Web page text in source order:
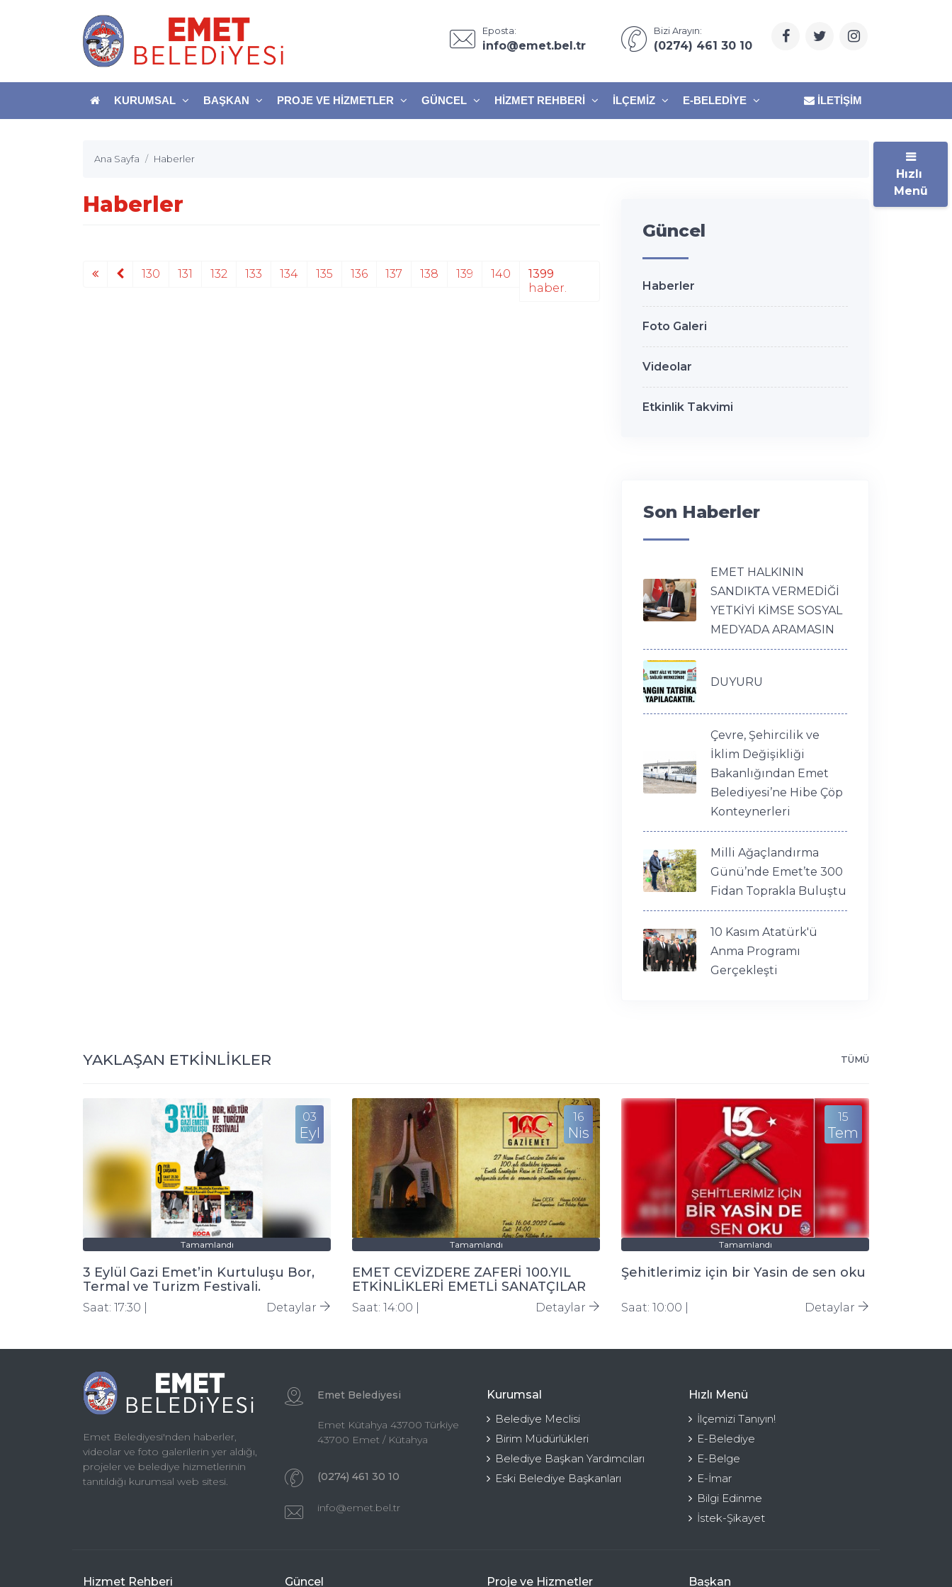
Eposta:
info@emet.bel.tr
Bizi Arayın:
(0274) 461 30 10
KURUMSAL BAŞKAN PROJE VE HIZMETLER GÜNCEL HIZMET REHBERI İLÇEMIZ E-BELEDIYE İLETIŞIM
Ana Sayfa Haberler
Haberler
130 131 132 133 134 135 136 137 138 139 140
1399
haber.
Güncel
Haberler
Foto Galeri
Videolar
Etkinlik Takvimi
Son Haberler
EMET HALKININ
SANDIKTA VERMEDİĞİ
YETKİYİ KİMSE SOSYAL
MEDYADA ARAMASIN
DUYURU
Çevre, Şehircilik ve
İklim Değişikliği
Bakanlığından Emet
Belediyesi’ne Hibe Çöp
Konteynerleri
Milli Ağaçlandırma
Günü’nde Emet’te 300
Fidan Toprakla Buluştu
10 Kasım Atatürk'ü
Anma Programı
Gerçekleşti
YAKLAŞAN ETKİNLİKLER TÜMÜ
Tamamlandı
03
Eyl
3 Eylül Gazi Emet’in Kurtuluşu Bor,
Termal ve Turizm Festivali.
Saat: 17:30 | Detaylar
Tamamlandı
16
Nis
EMET CEVİZDERE ZAFERİ 100.YIL
ETKİNLİKLERİ EMETLİ SANATÇILAR
RESİM VE EL SANATLARI SERGİSİ
Saat: 14:00 | Detaylar
Tamamlandı
15
Tem
Şehitlerimiz için bir Yasin de sen oku
Saat: 10:00 | Detaylar
Emet Belediyesi'nden haberler,
videolar ve foto galerilerin yer aldığı,
projeler ve belediye hizmetlerinin
tanıtıldığı kurumsal web sitesi.
Emet Belediyesi
Emet Kütahya 43700 Türkiye
43700 Emet / Kütahya
(0274) 461 30 10
info@emet.bel.tr
Kurumsal
Belediye Meclisi
Birim Müdürlükleri
Belediye Başkan Yardımcıları
Eski Belediye Başkanları
Hızlı Menü
İlçemizi Tanıyın!
E-Belediye
E-Belge
E-İmar
Bilgi Edinme
İstek-Şikayet
Hizmet Rehberi Güncel Proje ve Hizmetler Başkan
Hızlı
Menü